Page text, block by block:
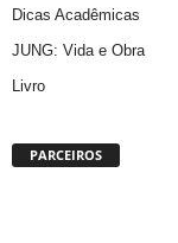
Dicas Acadêmicas
JUNG: Vida e Obra
Livro
PARCEIROS